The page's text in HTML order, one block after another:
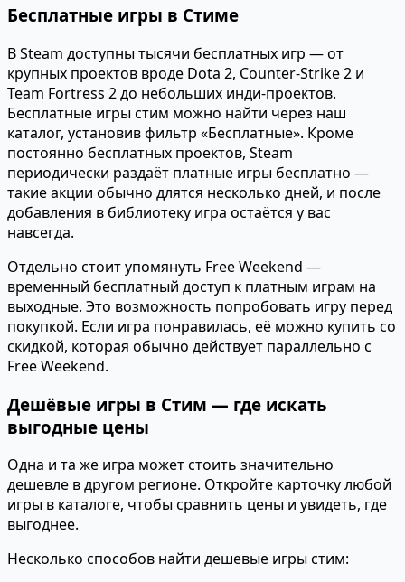
Бесплатные игры в Стиме
В Steam доступны тысячи бесплатных игр — от
крупных проектов вроде Dota 2, Counter-Strike 2 и
Team Fortress 2 до небольших инди-проектов.
Бесплатные игры стим можно найти через наш
каталог, установив фильтр «Бесплатные». Кроме
постоянно бесплатных проектов, Steam
периодически раздаёт платные игры бесплатно —
такие акции обычно длятся несколько дней, и после
добавления в библиотеку игра остаётся у вас
навсегда.
Отдельно стоит упомянуть Free Weekend —
временный бесплатный доступ к платным играм на
выходные. Это возможность попробовать игру перед
покупкой. Если игра понравилась, её можно купить со
скидкой, которая обычно действует параллельно с
Free Weekend.
Дешёвые игры в Стим — где искать
выгодные цены
Одна и та же игра может стоить значительно
дешевле в другом регионе. Откройте карточку любой
игры в каталоге, чтобы сравнить цены и увидеть, где
выгоднее.
Несколько способов найти дешевые игры стим: